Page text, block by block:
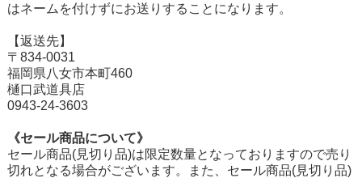
はネームを付けずにお送りすることになります。
【返送先】
〒834-0031
福岡県八女市本町460
樋口武道具店
0943-24-3603
《セール商品について》
セール商品(見切り品)は限定数量となっておりますので売り
切れとなる場合がございます。また、セール商品(見切り品)